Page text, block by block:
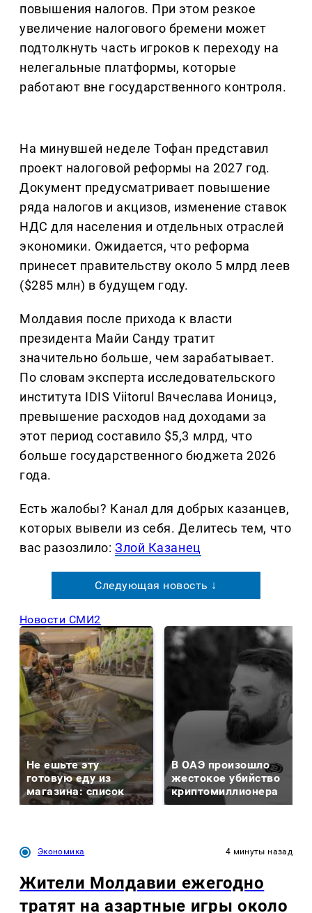
повышения налогов. При этом резкое
увеличение налогового бремени может
подтолкнуть часть игроков к переходу на
нелегальные платформы, которые
работают вне государственного контроля.
На минувшей неделе Тофан представил
проект налоговой реформы на 2027 год.
Документ предусматривает повышение
ряда налогов и акцизов, изменение ставок
НДС для населения и отдельных отраслей
экономики. Ожидается, что реформа
принесет правительству около 5 млрд леев
($285 млн) в будущем году.
Молдавия после прихода к власти
президента Майи Санду тратит
значительно больше, чем зарабатывает.
По словам эксперта исследовательского
института IDIS Viitorul Вячеслава Ионицэ,
превышение расходов над доходами за
этот период составило $5,3 млрд, что
больше государственного бюджета 2026
года.
Есть жалобы? Канал для добрых казанцев,
которых вывели из себя. Делитеcь тем, что
вас разозлило:Злой Казанец
Следующая новость ↓
Новости СМИ2
Не ешьте эту
готовую еду из
магазина: список
В ОАЭ произошло
жестокое убийство
криптомиллионера
Экономика 4 минуты назад
Жители Молдавии ежегодно
тратят на азартные игры около